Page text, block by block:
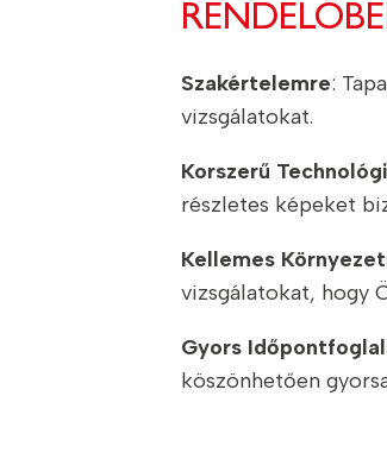
Szakértelemre:
vizsgálatokat.
Korszerű
részletes képeket
Kellemes
vizsgálatokat, hogy
Gyors
köszönhetően